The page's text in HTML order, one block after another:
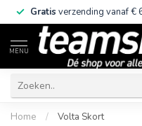
Gratis verzending vanaf €
MENU
Home / Volta Skort